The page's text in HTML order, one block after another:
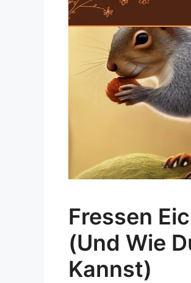
Fressen
(und Wie
Kannst)